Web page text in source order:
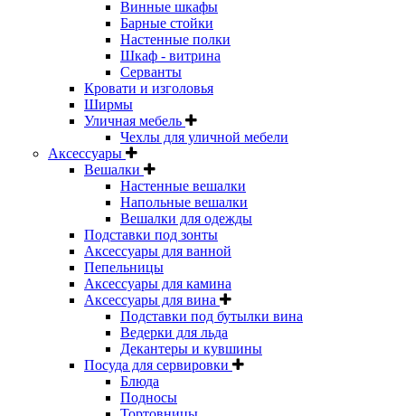
Винные шкафы
Барные стойки
Настенные полки
Шкаф - витрина
Серванты
Кровати и изголовья
Ширмы
Уличная мебель
Чехлы для уличной мебели
Аксессуары
Вешалки
Настенные вешалки
Напольные вешалки
Вешалки для одежды
Подставки под зонты
Аксессуары для ванной
Пепельницы
Аксессуары для камина
Аксессуары для вина
Подставки под бутылки вина
Ведерки для льда
Декантеры и кувшины
Посуда для сервировки
Блюда
Подносы